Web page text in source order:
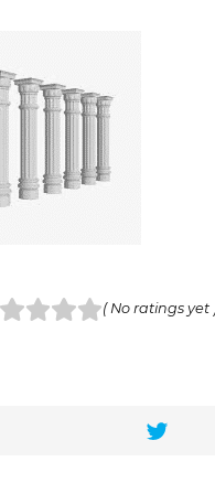
( No ratings yet